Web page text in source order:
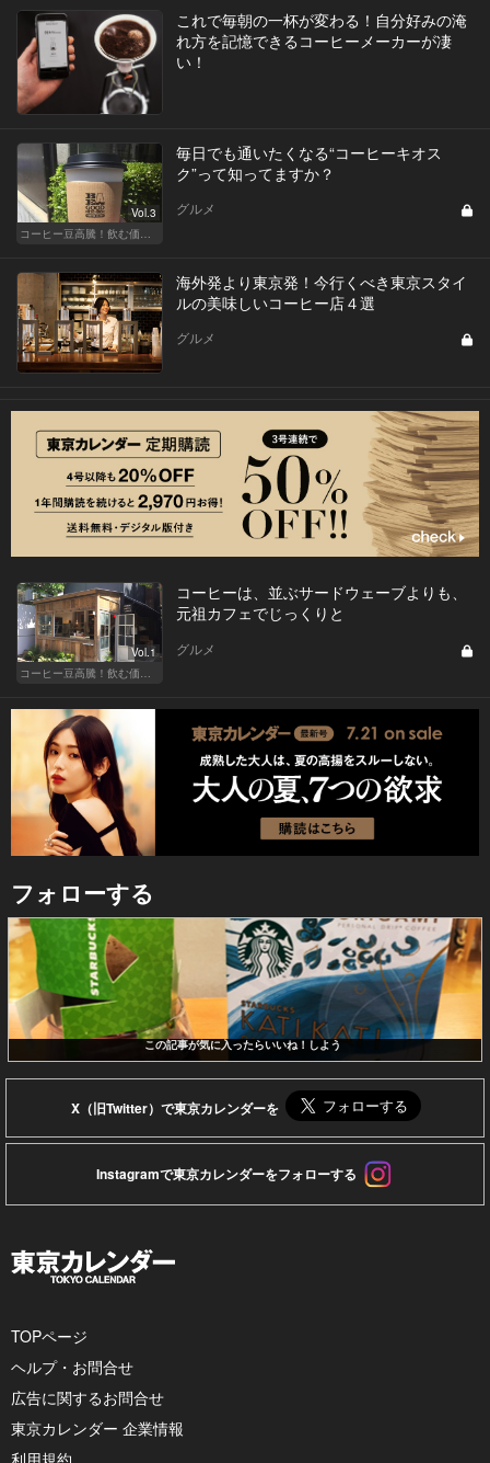
これで毎朝の一杯が変わる！自分好みの淹
れ方を記憶できるコーヒーメーカーが凄
い！
Vol.3
毎日でも通いたくなる“コーヒーキオス
ク”って知ってますか？
グルメ
海外発より東京発！今行くべき東京スタイ
ルの美味しいコーヒー店４選
グルメ
Vol.1
コーヒー豆高騰！飲む価値あるコーヒーはここだ
コーヒーは、並ぶサードウェーブよりも、
元祖カフェでじっくりと
グルメ
フォローする
この記事が気に入ったらいいね！しよう
X（旧Twitter）で東京カレンダーを
Instagramで東京カレンダーをフォローする
TOPページ
ヘルプ・お問合せ
広告に関するお問合せ
東京カレンダー 企業情報